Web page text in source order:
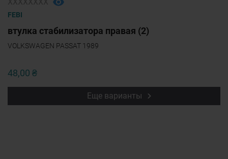
FEBI
втулка стабилизатора правая (2)
VOLKSWAGEN PASSAT 1989
48,00 ₴
Еще варианты